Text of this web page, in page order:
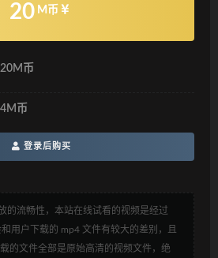
20 M币
20M币
币
登录后购买
的流畅性，本站在线试看的视频是经过
用户下载的 mp4 文件有较大的差别，且
的文件全部是原始高清的视频文件，绝